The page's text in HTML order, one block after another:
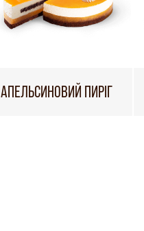
АПЕЛЬСИНОВИЙ ПИРІГ